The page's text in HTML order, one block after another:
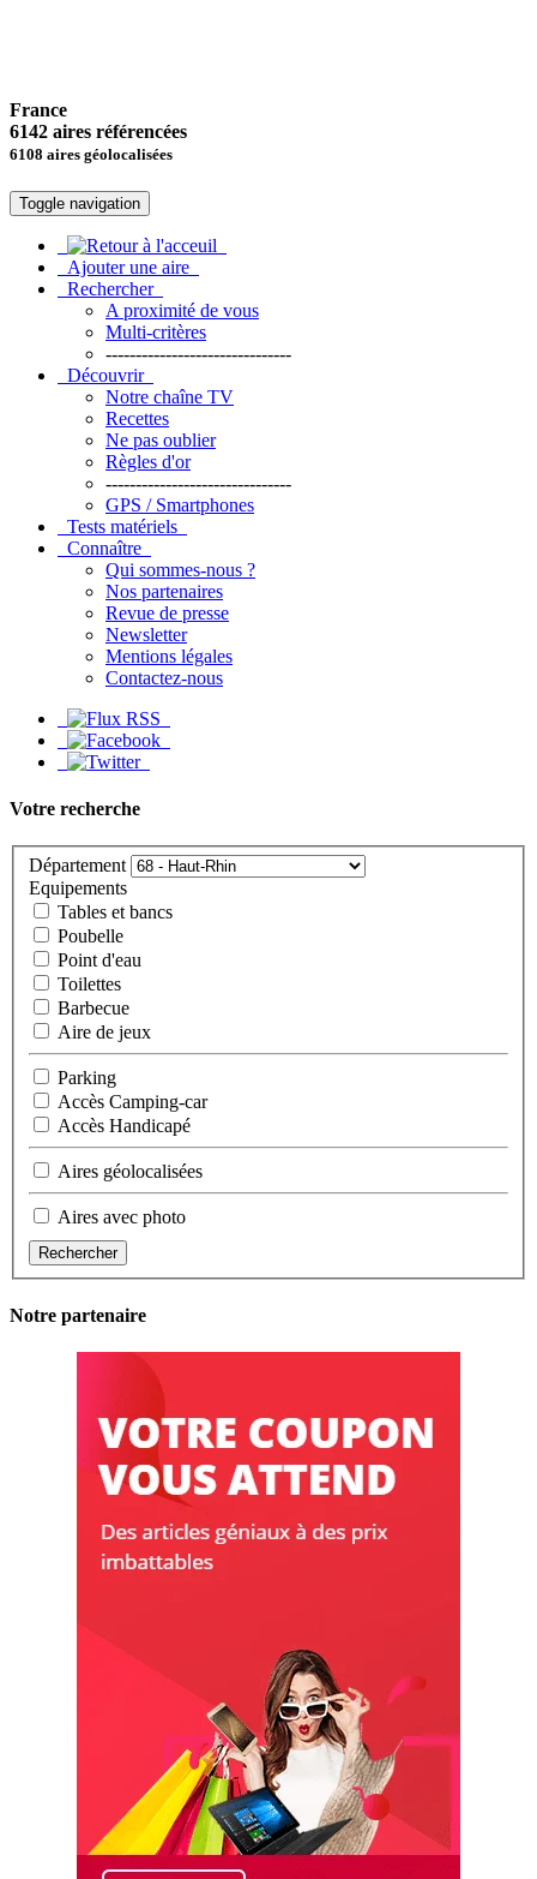
France
6142 aires référencées
6108 aires géolocalisées
Toggle navigation
Ajouter une aire
Rechercher
A proximité de vous
Multi-critères
-------------------------------
Découvrir
Notre chaîne TV
Recettes
Ne pas oublier
Règles d'or
-------------------------------
GPS / Smartphones
Tests matériels
Connaître
Qui sommes-nous ?
Nos partenaires
Revue de presse
Newsletter
Mentions légales
Contactez-nous
Votre recherche
Département
Equipements
Tables et bancs
Poubelle
Point d'eau
Toilettes
Barbecue
Aire de jeux
Parking
Accès Camping-car
Accès Handicapé
Aires géolocalisées
Aires avec photo
Rechercher
Notre partenaire